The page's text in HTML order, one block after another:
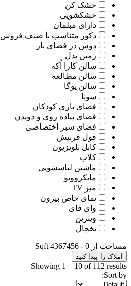
خشک کن
خشکشویی
دارای مبلمان
دکور متناسب با صنف فروش
دوش در فضای باز
زمین پدل
سالن کارا اُکه
سالن مطالعه
سالن یوگا
سونا
فضای بازی کودکان
فضای پیاده روی و دویدن
فضای سبز اختصاصی
فول فرنیش
کابل تلویزیون
کلاب
ماشین لباسشویی
مایکروویو
میز TV
نمای خاص بیرون
وای فای
ویترین
یخچال
مساحت از 0
-
4367456
Sqft
املاک را پیدا کنید
Showing 1 – 10 of 112 results
Sort by: